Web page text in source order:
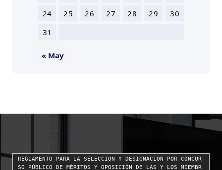
24
25 26 27 28 29
30
31
« May
REGLAMENTO PARA LA SELECCIÓN Y DESIGNACIÓN POR CONCUR
SO PÚBLICO DE MÉRITOS Y OPOSICIÓN DE LAS Y LOS MIEMBR